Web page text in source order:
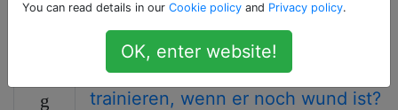
Maximieren der Hebeleistung. Beinhaltet Powerlifting,
Bodybuilding und olympisches Heben.
Ist es gesund, einen Muskel zu
trainieren, wenn er noch wund ist?
You can read details in our Cookie policy and Privacy policy.
OK, enter website!